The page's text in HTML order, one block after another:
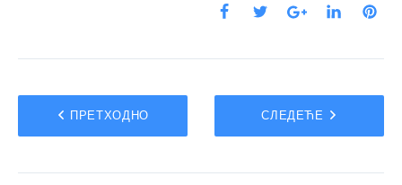
ПРЕТХОДНО СЛЕДЕЋЕ